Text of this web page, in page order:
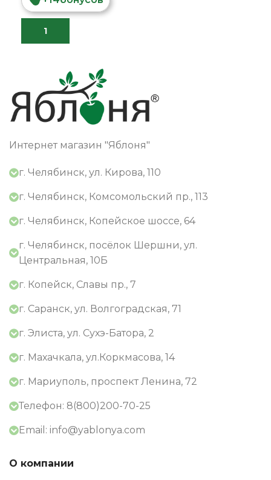
Интернет магазин "Яблоня"
г. Челябинск, ул. Кирова, 110
г. Челябинск, Комсомольский пр., 113
г. Челябинск, Копейское шоссе, 64
г. Челябинск, посёлок Шершни, ул.
Центральная, 10Б
г. Копейск, Славы пр., 7
г. Саранск, ул. Волгоградская, 71
г. Элиста, ул. Сухэ-Батора, 2
г. Махачкала, ул.Коркмасова, 14
г. Мариуполь, проспект Ленина, 72
Телефон: 8(800)200-70-25
Email: info@yablonya.com
О компании